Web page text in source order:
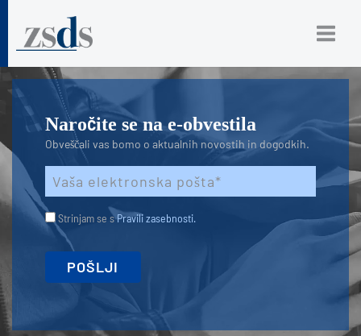
Naročite se na e-obvestila
Obveščali vas bomo o aktualnih novostih in dogodkih.
Strinjam se sPravili zasebnosti.